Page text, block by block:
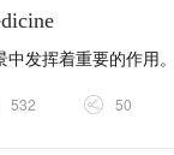
532 50